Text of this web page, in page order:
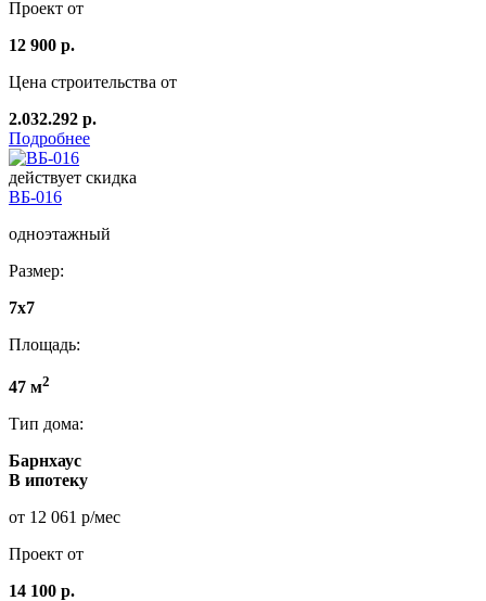
Проект от
12 900 р.
Цена строительства от
2.032.292 р.
Подробнее
действует скидка
ВБ-016
одноэтажный
Размер:
7х7
Площадь:
47 м2
Тип дома:
Барнхаус
В ипотеку
от 12 061 р/мес
Проект от
14 100 р.